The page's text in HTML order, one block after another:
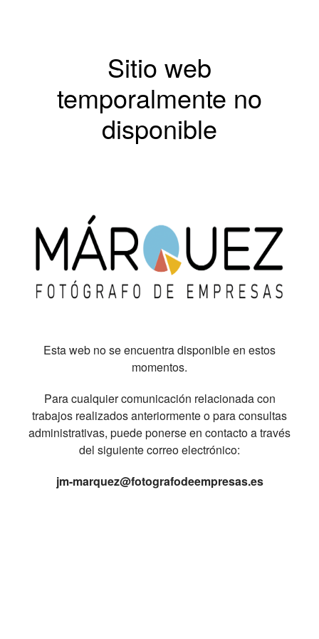
Sitio web
temporalmente no
disponible
Esta web no se encuentra disponible en estos
momentos.
Para cualquier comunicación relacionada con
trabajos realizados anteriormente o para consultas
administrativas, puede ponerse en contacto a través
del siguiente correo electrónico:
jm-marquez@fotografodeempresas.es